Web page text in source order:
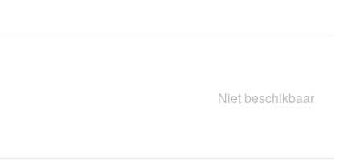
Niet beschikbaar